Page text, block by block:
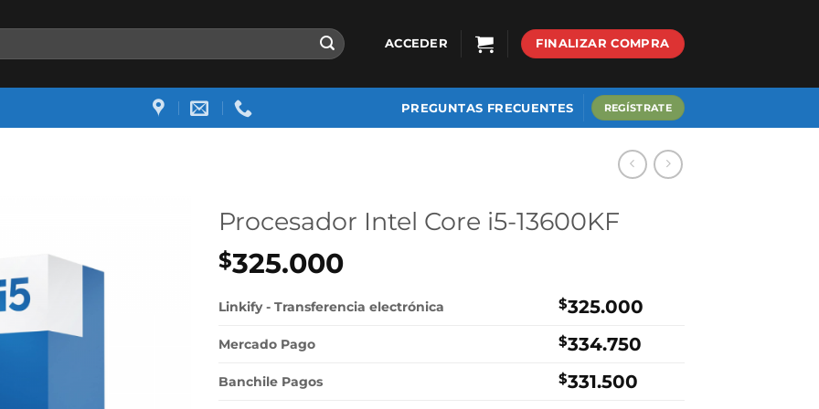
ACCEDER FINALIZAR COMPRA
PREGUNTAS FRECUENTES REGÍSTRATE
Procesador Intel Core i5-13600KF
$325.000
Linkify - Transferencia electrónica $325.000
Mercado Pago $334.750
Banchile Pagos $331.500